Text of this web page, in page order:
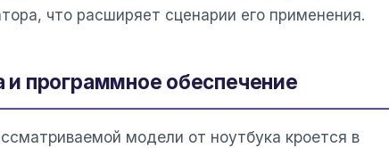
что расширяет сценарии его применения.
и программное обеспечение
модели от ноутбука кроется в